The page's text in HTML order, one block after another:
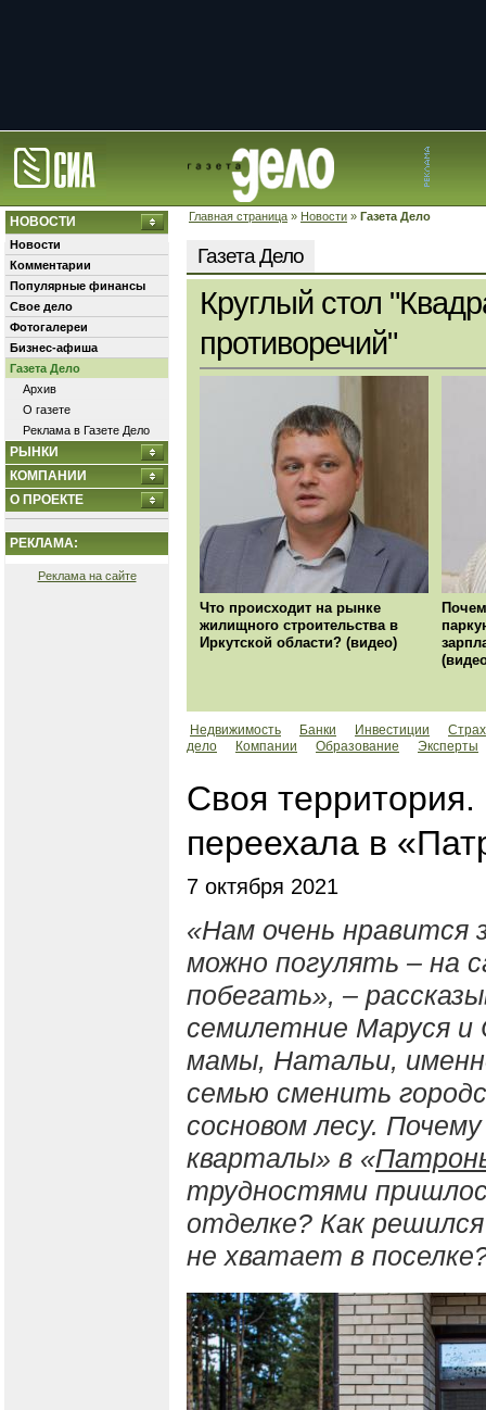
Главная страница » Новости » Газета Дело
НОВОСТИ
Новости
Комментарии
Популярные финансы
Свое дело
Фотогалереи
Бизнес-афиша
Газета Дело
Архив
О газете
Реклама в Газете Дело
РЫНКИ
КОМПАНИИ
О ПРОЕКТЕ
РЕКЛАМА:
Реклама на сайте
Газета Дело
Круглый стол
противоречий"
Что происходит на рынке
жилищного строительства в
Иркутской области? (видео)
Недвижимость Банки Инвестиции
дело
Компании Образование Эксперты
Своя
переехала в
7 октября 2021
«Нам очень нравится
можно погулять – на
побегать», –
семилетние Маруся и
мамы, Натальи,
семью сменить
сосновом лесу.
кварталы» в «
трудностями
отделке? Как
не хватает в